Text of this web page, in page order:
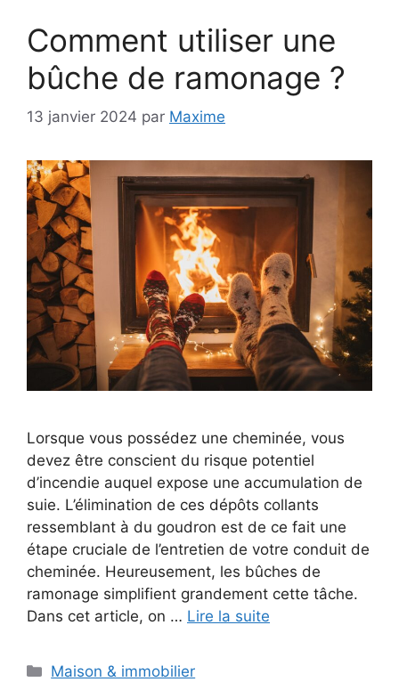
Comment utiliser une
bûche de ramonage ?
13 janvier 2024 par Maxime
Lorsque vous possédez une cheminée, vous
devez être conscient du risque potentiel
d’incendie auquel expose une accumulation de
suie. L’élimination de ces dépôts collants
ressemblant à du goudron est de ce fait une
étape cruciale de l’entretien de votre conduit de
cheminée. Heureusement, les bûches de
ramonage simplifient grandement cette tâche.
Dans cet article, on … Lire la suite
Catégories
Maison & immobilier